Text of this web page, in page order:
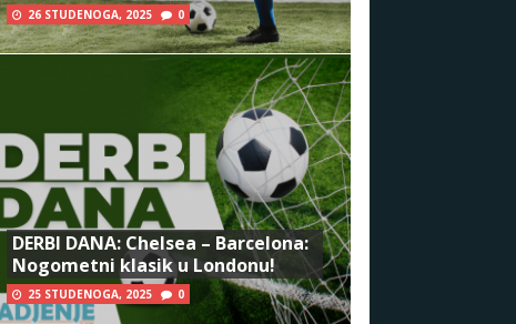
26 STUDENOGA, 2025 0
DERBI DANA: Chelsea – Barcelona:
Nogometni klasik u Londonu!
25 STUDENOGA, 2025 0